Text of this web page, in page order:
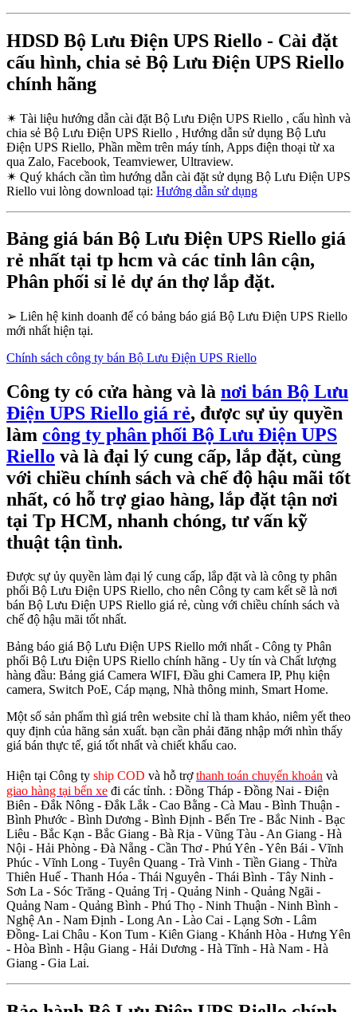
HDSD Bộ Lưu Điện UPS Riello - Cài đặt
cấu hình, chia sẻ Bộ Lưu Điện UPS Riello
chính hãng
✴ Tài liệu hướng dẫn cài đặt Bộ Lưu Điện UPS Riello , cấu hình và
chia sẻ Bộ Lưu Điện UPS Riello , Hướng dẫn sử dụng Bộ Lưu
Điện UPS Riello, Phần mềm trên máy tính, Apps điện thoại từ xa
qua Zalo, Facebook, Teamviewer, Ultraview.
✴ Quý khách cần tìm hướng dẫn cài đặt sử dụng Bộ Lưu Điện UPS
Riello vui lòng download tại: Hướng dẫn sử dụng
Bảng giá bán Bộ Lưu Điện UPS Riello giá
rẻ nhất tại tp hcm và các tỉnh lân cận,
Phân phối sỉ lẻ dự án thợ lắp đặt.
➢ Liên hệ kinh doanh để có bảng báo giá Bộ Lưu Điện UPS Riello
mới nhất hiện tại.
Chính sách công ty bán Bộ Lưu Điện UPS Riello
Công ty có cửa hàng và là nơi bán Bộ Lưu
Điện UPS Riello giá rẻ, được sự ủy quyền
làm công ty phân phối Bộ Lưu Điện UPS
Riello và là đại lý cung cấp, lắp đặt, cùng
với chiều chính sách và chế độ hậu mãi tốt
nhất, có hỗ trợ giao hàng, lắp đặt tận nơi
tại Tp HCM, nhanh chóng, tư vấn kỹ
thuật tận tình.
Được sự ủy quyền làm đại lý cung cấp, lắp đặt và là công ty phân
phối Bộ Lưu Điện UPS Riello, cho nên Công ty cam kết sẽ là nơi
bán Bộ Lưu Điện UPS Riello giá rẻ, cùng với chiều chính sách và
chế độ hậu mãi tốt nhất.
Bảng báo giá Bộ Lưu Điện UPS Riello mới nhất - Công ty Phân
phối Bộ Lưu Điện UPS Riello chính hãng - Uy tín và Chất lượng
hàng đầu: Bảng giá Camera WIFI, Đầu ghi Camera IP, Phụ kiện
camera, Switch PoE, Cáp mạng, Nhà thông minh, Smart Home.
Một số sản phẩm thì giá trên website chỉ là tham khảo, niêm yết theo
quy định của hãng sản xuất. bạn cần phải đăng nhập mới nhìn thấy
giá bán thực tế, giá tốt nhất và chiết khấu cao.
Hiện tại Công ty ship COD và hỗ trợthanh toán chuyển khoản và
giao hàng tại bến xe đi các tỉnh. : Đồng Tháp - Đồng Nai - Điện
Biên - Đắk Nông - Đắk Lắk - Cao Bằng - Cà Mau - Bình Thuận -
Bình Phước - Bình Dương - Bình Định - Bến Tre - Bắc Ninh - Bạc
Liêu - Bắc Kạn - Bắc Giang - Bà Rịa - Vũng Tàu - An Giang - Hà
Nội - Hải Phòng - Đà Nẵng - Cần Thơ - Phú Yên - Yên Bái - Vĩnh
Phúc - Vĩnh Long - Tuyên Quang - Trà Vinh - Tiền Giang - Thừa
Thiên Huế - Thanh Hóa - Thái Nguyên - Thái Bình - Tây Ninh -
Sơn La - Sóc Trăng - Quảng Trị - Quảng Ninh - Quảng Ngãi -
Quảng Nam - Quảng Bình - Phú Thọ - Ninh Thuận - Ninh Bình -
Nghệ An - Nam Định - Long An - Lào Cai - Lạng Sơn - Lâm
Đồng- Lai Châu - Kon Tum - Kiên Giang - Khánh Hòa - Hưng Yên
- Hòa Bình - Hậu Giang - Hải Dương - Hà Tĩnh - Hà Nam - Hà
Giang - Gia Lai.